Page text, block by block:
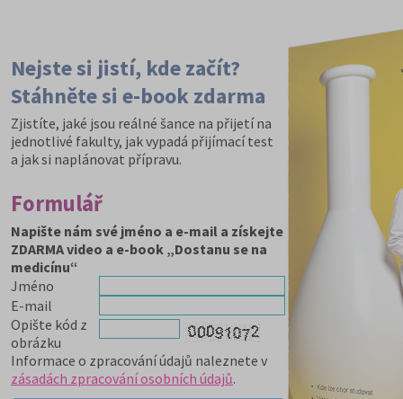
Nejste si jistí, kde začít?
Stáhněte si e-book zdarma
Zjistíte, jaké jsou reálné šance na přijetí na
jednotlivé fakulty, jak vypadá přijímací test
a jak si naplánovat přípravu.
Formulář
Napište nám své jméno a e-mail a získejte
ZDARMA video a e-book „Dostanu se na
medicínu“
Jméno
E-mail
Opište kód z
obrázku
Informace o zpracování údajů naleznete v
zásadách zpracování osobních údajů.